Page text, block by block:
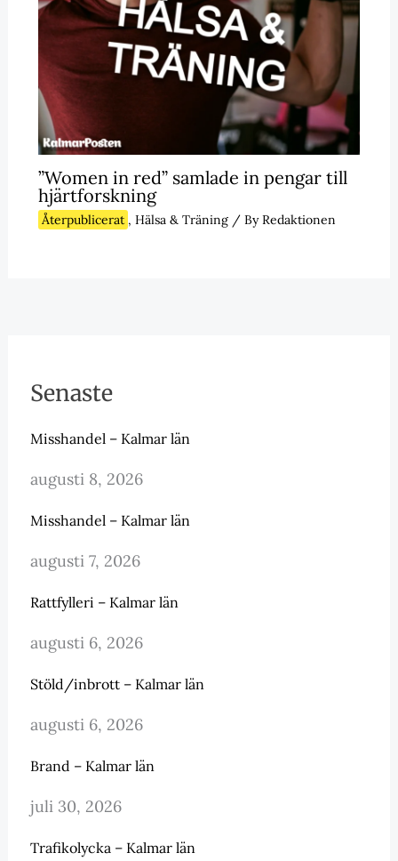
”Women in red” samlade in pengar till
hjärtforskning
Återpublicerat , Hälsa & Träning/ ByRedaktionen
Senaste
Misshandel – Kalmar län
augusti 8, 2026
Misshandel – Kalmar län
augusti 7, 2026
Rattfylleri – Kalmar län
augusti 6, 2026
Stöld/inbrott – Kalmar län
augusti 6, 2026
Brand – Kalmar län
juli 30, 2026
Trafikolycka – Kalmar län